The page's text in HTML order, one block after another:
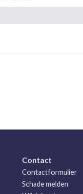
Contact
Contactformulier
Schade melden